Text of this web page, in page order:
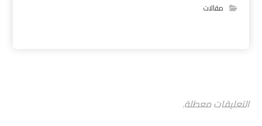
مقالات
التعليقات معطلة.